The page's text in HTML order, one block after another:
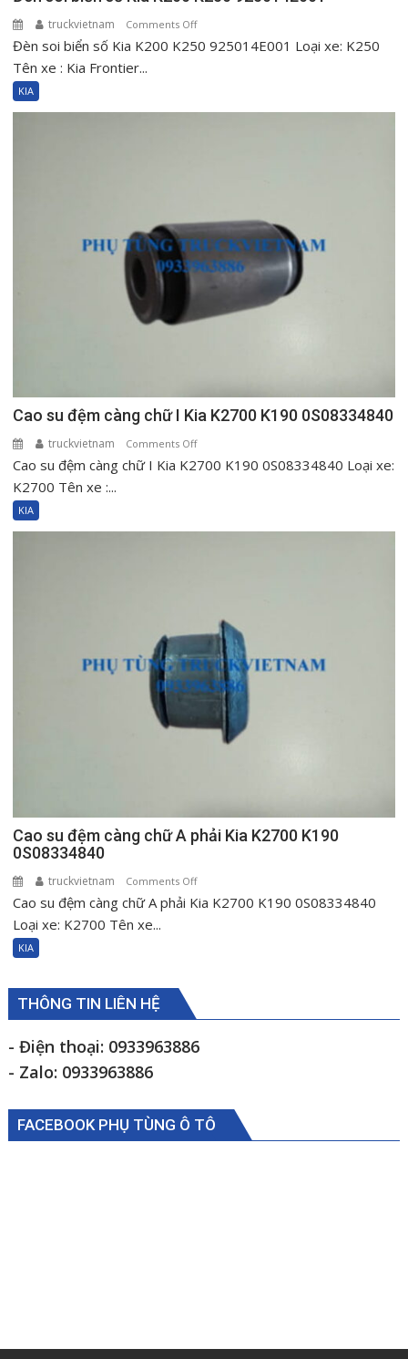
truckvietnam Comments Offon
Đèn
Đèn soi biển số Kia K200 K250 925014E001 Loại xe: K250
Tên xe : Kia Frontier...
KIA
Cao su đệm càng chữ I Kia K2700 K190 0S08334840
truckvietnam Comments Offon
Cao
K190
0S08334840
Cao su đệm càng chữ I Kia K2700 K190 0S08334840 Loại xe:
K2700 Tên xe :...
KIA
Cao su đệm càng chữ A phải Kia K2700 K190
0S08334840
truckvietnam Comments Offon
Cao
phải
Kia
Cao su đệm càng chữ A phải Kia K2700 K190 0S08334840
Loại xe: K2700 Tên xe...
KIA
THÔNG TIN LIÊN HỆ
- Điện thoại: 0933963886
- Zalo: 0933963886
FACEBOOK PHỤ TÙNG Ô TÔ